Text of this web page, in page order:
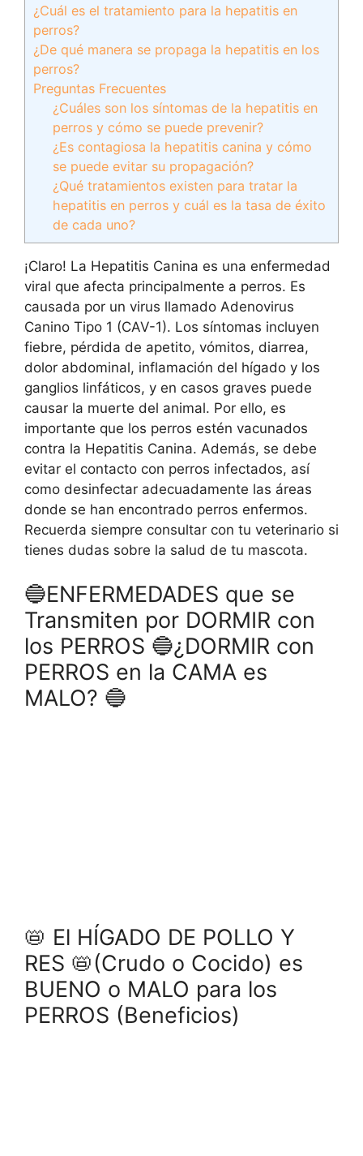
¿Cuál es el tratamiento para la hepatitis en
perros?
¿De qué manera se propaga la hepatitis en los
perros?
Preguntas Frecuentes
¿Cuáles son los síntomas de la hepatitis en
perros y cómo se puede prevenir?
¿Es contagiosa la hepatitis canina y cómo
se puede evitar su propagación?
¿Qué tratamientos existen para tratar la
hepatitis en perros y cuál es la tasa de éxito
de cada uno?
¡Claro! La Hepatitis Canina es una enfermedad
viral que afecta principalmente a perros. Es
causada por un virus llamado Adenovirus
Canino Tipo 1 (CAV-1). Los síntomas incluyen
fiebre, pérdida de apetito, vómitos, diarrea,
dolor abdominal, inflamación del hígado y los
ganglios linfáticos, y en casos graves puede
causar la muerte del animal. Por ello, es
importante que los perros estén vacunados
contra la Hepatitis Canina. Además, se debe
evitar el contacto con perros infectados, así
como desinfectar adecuadamente las áreas
donde se han encontrado perros enfermos.
Recuerda siempre consultar con tu veterinario si
tienes dudas sobre la salud de tu mascota.
🔵ENFERMEDADES que se
Transmiten por DORMIR con
los PERROS 🔵¿DORMIR con
PERROS en la CAMA es
MALO? 🔵
📛 El HÍGADO DE POLLO Y
RES 📛(Crudo o Cocido) es
BUENO o MALO para los
PERROS (Beneficios)